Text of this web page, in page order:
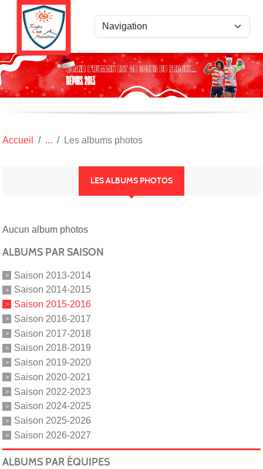
Accueil Les albums photos
LES ALBUMS PHOTOS
Aucun album photos
ALBUMS PAR SAISON
Saison 2013-2014
Saison 2014-2015
Saison 2015-2016
Saison 2016-2017
Saison 2017-2018
Saison 2018-2019
Saison 2019-2020
Saison 2020-2021
Saison 2022-2023
Saison 2024-2025
Saison 2025-2026
Saison 2026-2027
ALBUMS PAR ÉQUIPES
Panneau de gestion des cookies